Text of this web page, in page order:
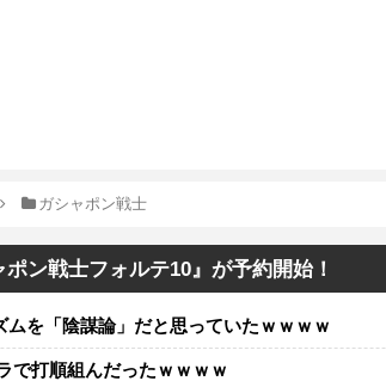
ガシャポン戦士
ン戦士フォルテ10』が予約開始！
ムを「陰謀論」だと思っていたｗｗｗｗ
で打順組んだったｗｗｗｗ